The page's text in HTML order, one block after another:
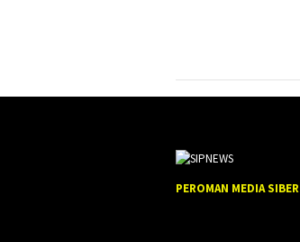
PEROMAN MEDIA SIBER